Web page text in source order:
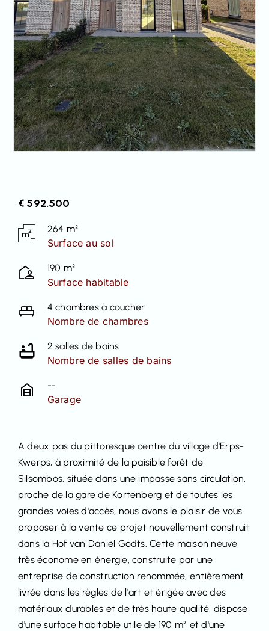
€ 592.500
264 m²
Surface au sol
190 m²
Surface habitable
4 chambres à coucher
Nombre de chambres
2 salles de bains
Nombre de salles de bains
--
Garage
A deux pas du pittoresque centre du village d'Erps-
Kwerps, à proximité de la paisible forêt de
Silsombos, située dans une impasse sans circulation,
proche de la gare de Kortenberg et de toutes les
grandes voies d'accès, nous avons le plaisir de vous
proposer à la vente ce projet nouvellement construit
dans la Hof van Daniël Godts. Cette maison neuve
très économe en énergie, construite par une
entreprise de construction renommée, entièrement
livrée dans les règles de l'art et érigée avec des
matériaux durables et de très haute qualité, dispose
d'une surface habitable utile de 190 m² et d'une